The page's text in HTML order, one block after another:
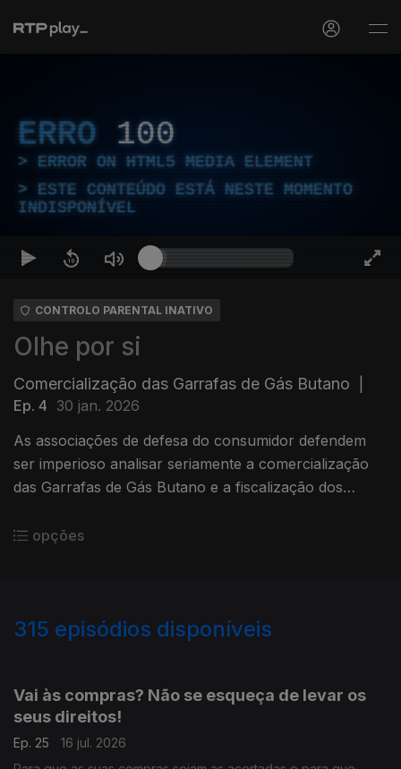
ERRO 100
ERROR ON HTML5 MEDIA ELEMENT
ESTE CONTEÚDO ESTÁ NESTE MOMENTO
INDISPONÍVEL
CONTROLO PARENTAL INATIVO
Olhe por si
Comercialização das Garrafas de Gás Butano
Ep. 4 30 jan. 2026
As associações de defesa do consumidor defendem
ser imperioso analisar seriamente a comercialização
das Garrafas de Gás Butano e a fiscalização dos
bem.opções
315 episódios disponíveis
Vai às compras? Não se esqueça de levar os
seus direitos!
Ep. 25
16 jul. 2026